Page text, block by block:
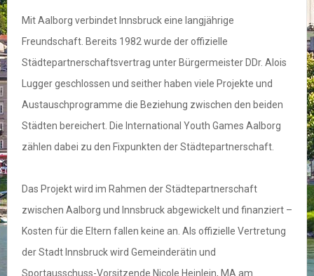
Mit Aalborg verbindet Innsbruck eine langjährige
Freundschaft. Bereits 1982 wurde der offizielle
Städtepartnerschaftsvertrag unter Bürgermeister DDr. Alois
Lugger geschlossen und seither haben viele Projekte und
Austauschprogramme die Beziehung zwischen den beiden
Städten bereichert. Die International Youth Games Aalborg
zählen dabei zu den Fixpunkten der Städtepartnerschaft.
Das Projekt wird im Rahmen der Städtepartnerschaft
zwischen Aalborg und Innsbruck abgewickelt und finanziert –
Kosten für die Eltern fallen keine an. Als offizielle Vertretung
der Stadt Innsbruck wird Gemeinderätin und
Sportausschuss-Vorsitzende Nicole Heinlein, MA am